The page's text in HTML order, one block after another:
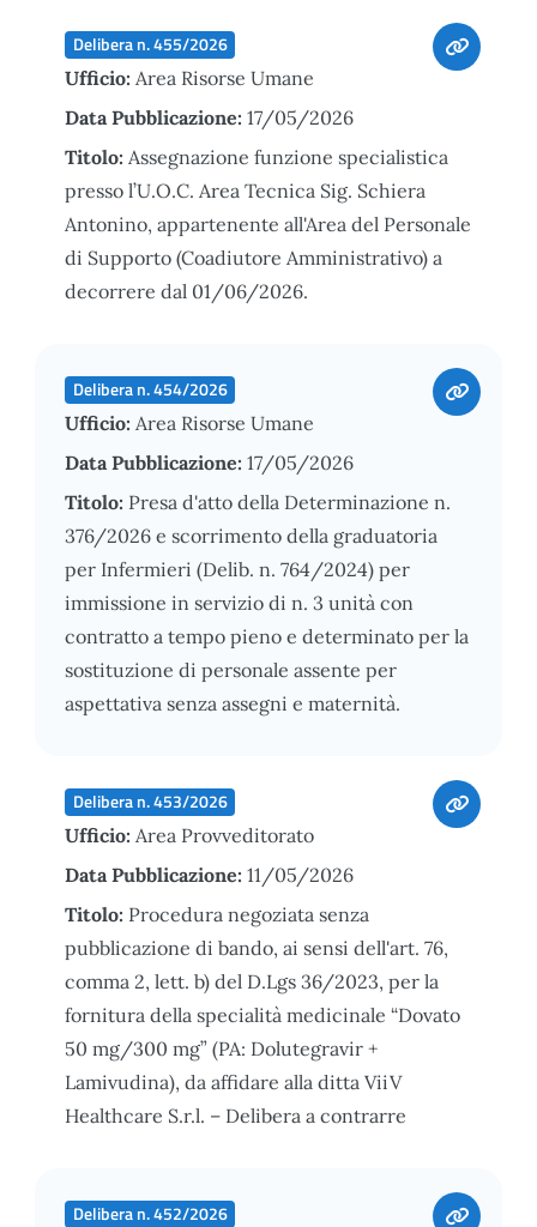
Delibera n. 455/2026
Ufficio: Area Risorse Umane
Data Pubblicazione: 17/05/2026
Titolo: Assegnazione funzione specialistica
presso l’U.O.C. Area Tecnica Sig. Schiera
Antonino, appartenente all'Area del Personale
di Supporto (Coadiutore Amministrativo) a
decorrere dal 01/06/2026.
Delibera n. 454/2026
Ufficio: Area Risorse Umane
Data Pubblicazione: 17/05/2026
Titolo: Presa d'atto della Determinazione n.
376/2026 e scorrimento della graduatoria
per Infermieri (Delib. n. 764/2024) per
immissione in servizio di n. 3 unità con
contratto a tempo pieno e determinato per la
sostituzione di personale assente per
aspettativa senza assegni e maternità.
Delibera n. 453/2026
Ufficio: Area Provveditorato
Data Pubblicazione: 11/05/2026
Titolo: Procedura negoziata senza
pubblicazione di bando, ai sensi dell'art. 76,
comma 2, lett. b) del D.Lgs 36/2023, per la
fornitura della specialità medicinale “Dovato
50 mg/300 mg” (PA: Dolutegravir +
Lamivudina), da affidare alla ditta ViiV
Healthcare S.r.l. – Delibera a contrarre
Delibera n. 452/2026